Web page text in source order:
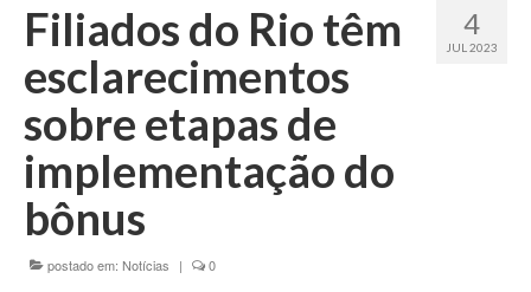
4
JUL 2023
Filiados do Rio têm
esclarecimentos
sobre etapas de
implementação do
bônus
postado em: Notícias | 0